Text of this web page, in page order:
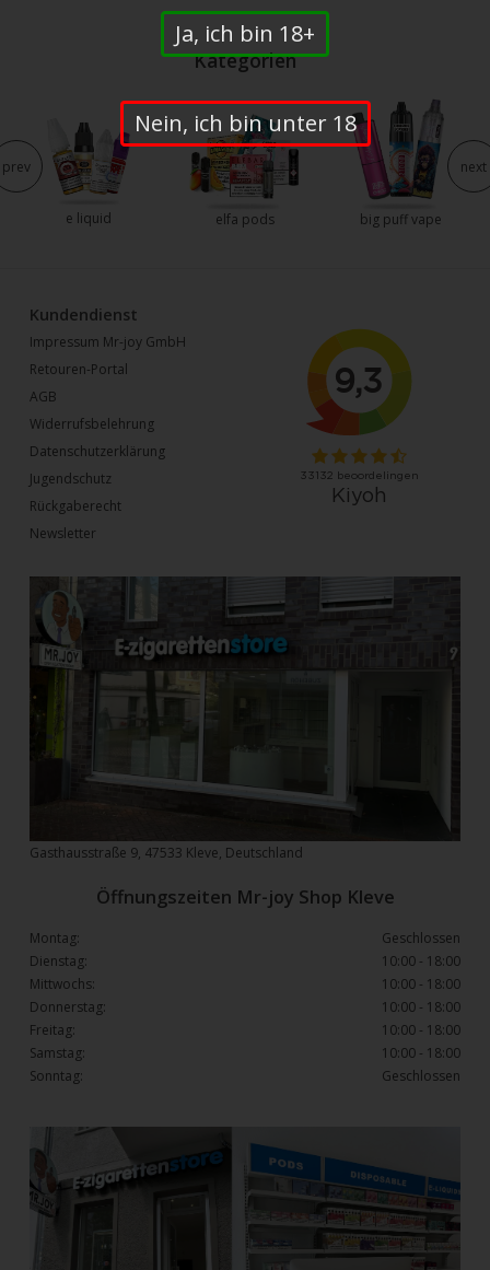
Kategorien
e liquid elfa pods big puff vape
prev next
Kundendienst
Impressum Mr-joy GmbH
Retouren-Portal
AGB
Widerrufsbelehrung
Datenschutzerklärung
Jugendschutz
Rückgaberecht
Newsletter
Gasthausstraße 9, 47533 Kleve, Deutschland
Öffnungszeiten Mr-joy Shop Kleve
Montag:
Geschlossen
Dienstag:
10:00 - 18:00
Mittwochs:
10:00 - 18:00
Donnerstag:
10:00 - 18:00
Freitag:
10:00 - 18:00
Samstag:
10:00 - 18:00
Sonntag:
Geschlossen
Ja, ich bin 18+
Nein, ich bin unter 18